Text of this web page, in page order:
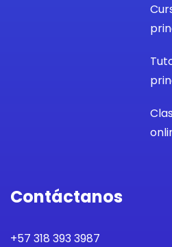
Contáctanos
+57 318 393 3987